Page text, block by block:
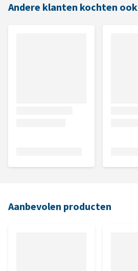
Andere klanten kochten ook
Aanbevolen producten